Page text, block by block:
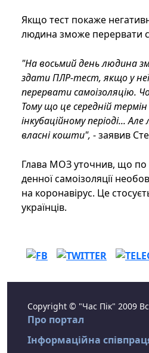
Якщо тест покаже
людина зможе перервати
"На восьмий день людина
здати ПЛР-тест, якщо у
перервати самоізоляцію.
Тому що це середній
інкубаційному періоді...
власні кошти", - заявив
Глава МОЗ уточнив, що
денної самоізоляції
на коронавірус. Це
українців.
Copyright © "Час Пік" 2009
Про портал
Інформаційна